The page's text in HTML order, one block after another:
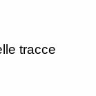
tracce